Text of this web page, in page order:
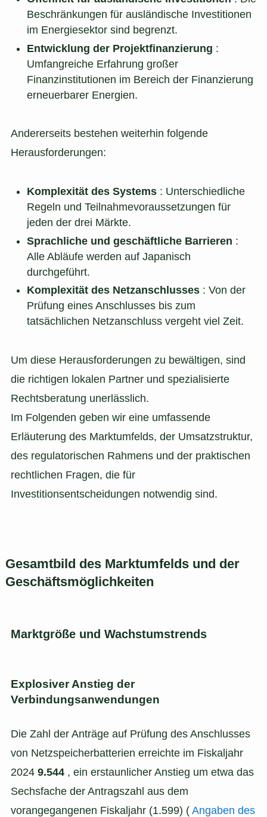
Beschränkungen für ausländische Investitionen
im Energiesektor sind begrenzt.
Entwicklung der Projektfinanzierung :
Umfangreiche Erfahrung großer
Finanzinstitutionen im Bereich der Finanzierung
erneuerbarer Energien.
Andererseits bestehen weiterhin folgende
Herausforderungen:
Komplexität des Systems: Unterschiedliche
Regeln und Teilnahmevoraussetzungen für
jeden der drei Märkte.
Sprachliche und geschäftliche Barrieren :
Alle Abläufe werden auf Japanisch
durchgeführt.
Komplexität des Netzanschlusses: Von der
Prüfung eines Anschlusses bis zum
tatsächlichen Netzanschluss vergeht viel Zeit.
Um diese Herausforderungen zu bewältigen, sind
die richtigen lokalen Partner und spezialisierte
Rechtsberatung unerlässlich.
Im Folgenden geben wir eine umfassende
Erläuterung des Marktumfelds, der Umsatzstruktur,
des regulatorischen Rahmens und der praktischen
rechtlichen Fragen, die für
Investitionsentscheidungen notwendig sind.
Gesamtbild des Marktumfelds und der
Geschäftsmöglichkeiten
Marktgröße und Wachstumstrends
Explosiver Anstieg der
Verbindungsanwendungen
Die Zahl der Anträge auf Prüfung des Anschlusses
von Netzspeicherbatterien erreichte im Fiskaljahr
2024 9.544, ein erstaunlicher Anstieg um etwa das
Sechsfache der Antragszahl aus dem
vorangegangenen Fiskaljahr (1.599) ( Angaben des